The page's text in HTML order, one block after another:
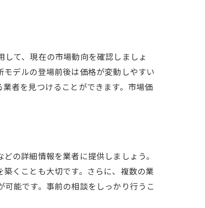
て、現在の市場動向を確認しましょ
デルの登場前後は価格が変動しやすい
者を見つけることができます。市場価
の詳細情報を業者に提供しましょう。
くことも大切です。さらに、複数の業
能です。事前の相談をしっかり行うこ